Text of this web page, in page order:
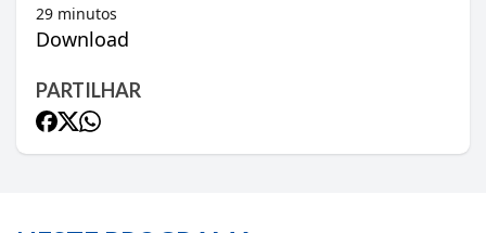
29 minutos
Download
PARTILHAR